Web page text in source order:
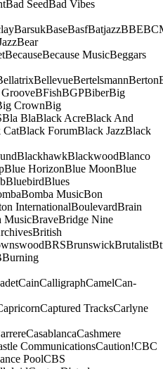
Bad SeedBad Vibes
BarsukBaseBasfBatjazzBBE
Bear
BecauseBecause MusicBeggars
BellevueBertelsmannBerton
BFishBGPBiberBig
CrownBig
Bla BlaBlack AcreBlack And
CatBlack ForumBlack JazzBlack
BlackhawkBlackwoodBlanco
Blue HorizonBlue MoonBlue
BluebirdBlues
Bomba MusicBon
InternationalBoulevardBrain
MusicBraveBridge Nine
British
BRSBrunswickBrutalist
Burning
CainCalligraphCamelCan-
Captured TracksCarlyne
CasablancaCashmere
CommunicationsCaution!CBC
PoolCBS